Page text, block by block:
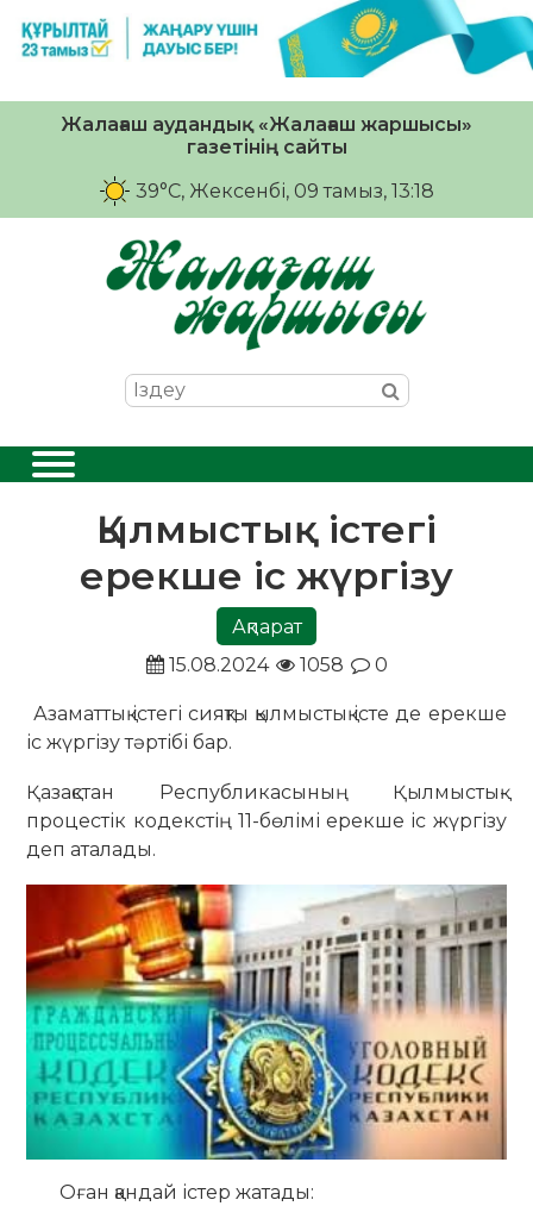
Жалағаш аудандық «Жалағаш жаршысы»
газетінің сайты
39°C, Жексенбі, 09 тамыз, 13:18
Қылмыстық істегі
ерекше іс жүргізу
Ақпарат
15.08.2024
1058 0
Азаматтық істегі сияқты қылмыстық істе де ерекше
іс жүргізу тәртібі бар.
Қазақстан Республикасының Қылмыстық-
процестік кодекстің 11-бөлімі ерекше іс жүргізу
деп аталады.
Оған қандай істер жатады: